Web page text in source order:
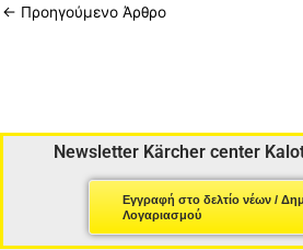
← Προηγούμενο Άρθρο
Newsletter Kärcher center
Εγγραφή στο δελτίο νέων /
Λογαριασμού